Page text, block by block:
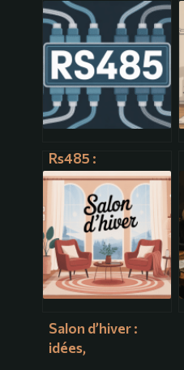
Rs485 :
comprendre,
choisir et utiliser
ce bus de
communication
industrielle
Salon d’hiver :
idées,